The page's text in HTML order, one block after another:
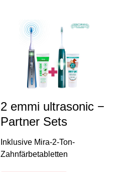
2 emmi ultrasonic −
Partner Sets
Inklusive Mira-2-Ton-
Zahnfärbetabletten